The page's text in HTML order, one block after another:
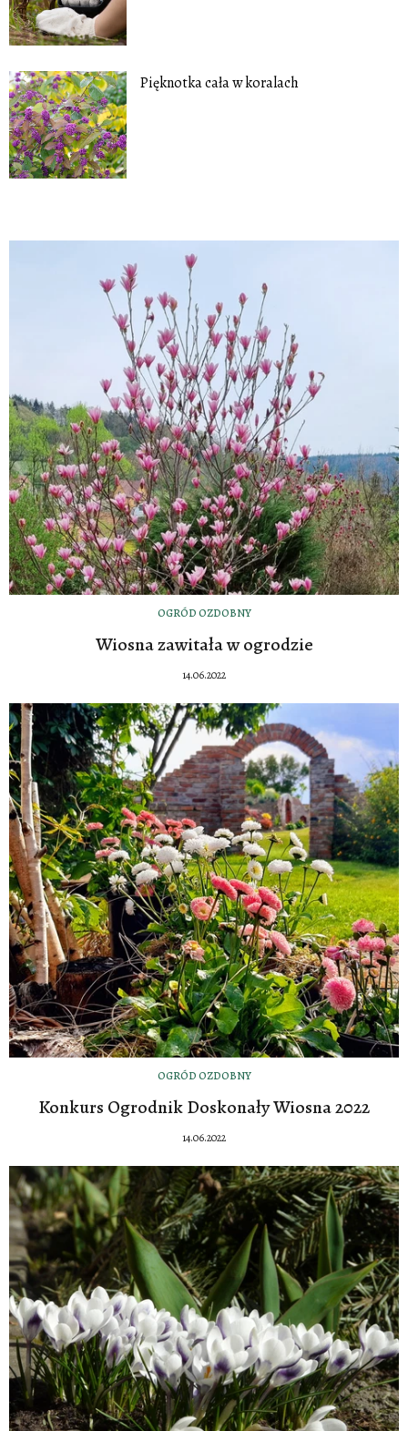
Pięknotka cała w koralach
OGRÓD OZDOBNY
Wiosna zawitała w ogrodzie
14.06.2022
OGRÓD OZDOBNY
Konkurs Ogrodnik Doskonały Wiosna 2022
14.06.2022